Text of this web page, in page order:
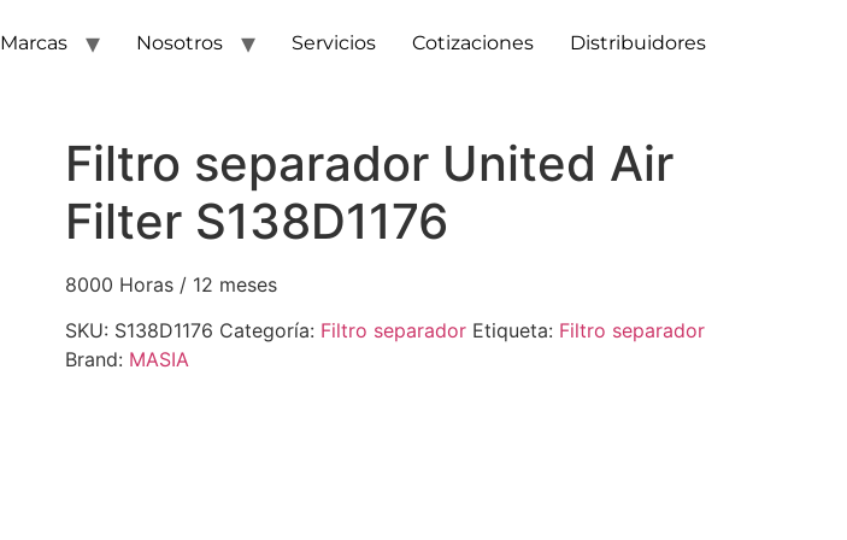
Marcas Nosotros Servicios Cotizaciones Distribuidores
Filtro separador United Air
Filter S138D1176
8000 Horas / 12 meses
SKU: S138D1176 Categoría: Filtro separador Etiqueta: Filtro separador
Brand: MASIA